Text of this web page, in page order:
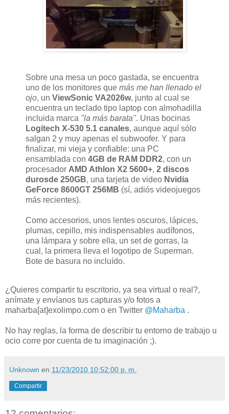
Sobre una mesa un poco gastada, se encuentra
uno de los monitores que más me han llenado el
ojo, un ViewSonic VA2026w, junto al cual se
encuentra un teclado tipo laptop con almohadilla
incluida marca "la más barata". Unas bocinas
Logitech X-530 5.1 canales, aunque aquí sólo
salgan 2 y muy apenas el subwoofer. Y para
finalizar, mi vieja y confiable: una PC
ensamblada con 4GB de RAM DDR2, con un
procesador AMD Athlon X2 5600+, 2 discos
durosde 250GB, una tarjeta de video Nvidia
GeForce 8600GT 256MB (sí, adiós videojuegos
más recientes).
Como accesorios, unos lentes oscuros, lápices,
plumas, cepillo, mis indispensables audífonos,
una lámpara y sobre ella, un set de gorras, la
cual, la primera lleva el logotipo de Superman.
Bote de basura no incluído.
¿Quieres compartir tu escritorio, ya sea virtual o real?,
anímate y envíanos tus capturas y/o fotos a
maharba[at]exolimpo.com o en Twitter @Maharba .
No hay reglas, la forma de describir tu entorno de trabajo u
ocio corre por cuenta de tu imaginación ;).
Unknown en 11/23/2010 10:52:00 p. m.
Compartir